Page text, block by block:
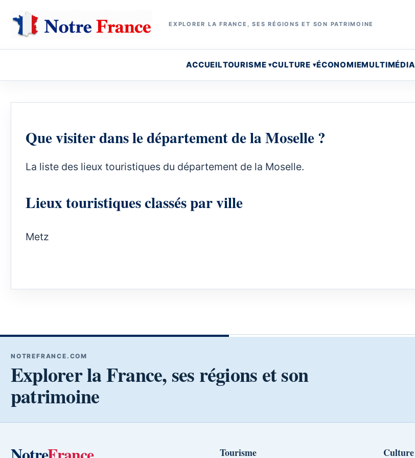
EXPLORER LA FRANCE, SES RÉGIONS ET SON PATRIMOINE
ACCUEILTOURISME CULTURE ÉCONOMIEMULTIMÉDIA
Que visiter dans le département de la Moselle ?
La liste des lieux touristiques du département de la Moselle.
Lieux touristiques classés par ville
Metz
NOTREFRANCE.COM
Explorer la France, ses régions et son
patrimoine
Tourisme Culture